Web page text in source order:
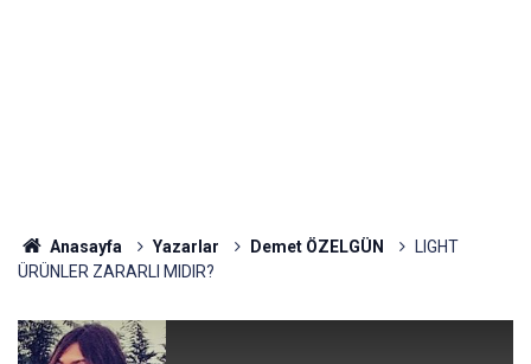
Anasayfa Yazarlar Demet ÖZELGÜN
LIGHT
ÜRÜNLER ZARARLI MIDIR?